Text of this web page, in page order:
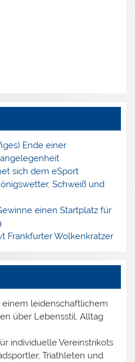
Ende einer
sich dem eSport
Schweiß und
einen Startplatz für
Frankfurter Wolkenkratzer
leidenschaftlichem
über Lebensstil, Alltag
individuelle Vereinstrikots
Triathleten und